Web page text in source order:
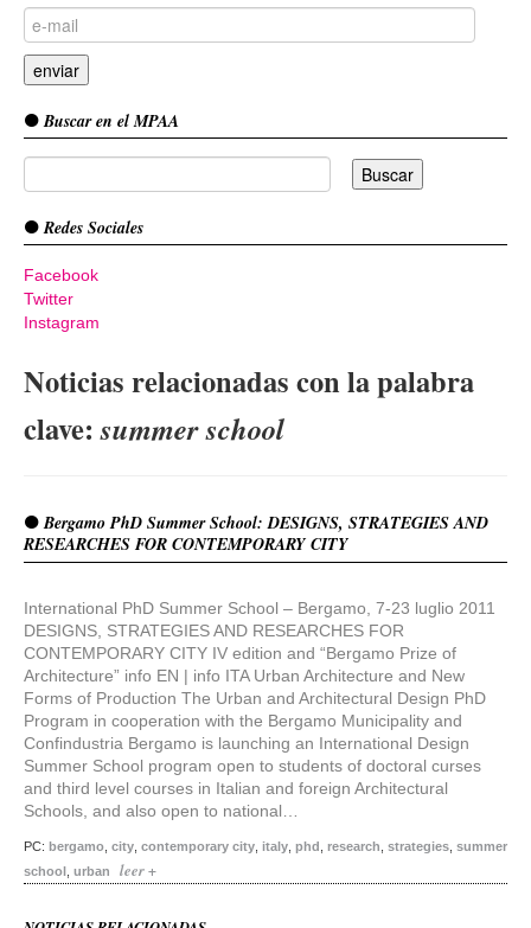
Buscar en el MPAA
Redes Sociales
Facebook
Twitter
Instagram
Noticias relacionadas con la palabra
clave:summer school
Bergamo PhD Summer School: DESIGNS, STRATEGIES AND
RESEARCHES FOR CONTEMPORARY CITY
International PhD Summer School – Bergamo, 7-23 luglio 2011
DESIGNS, STRATEGIES AND RESEARCHES FOR
CONTEMPORARY CITY IV edition and “Bergamo Prize of
Architecture” info EN | info ITA Urban Architecture and New
Forms of Production The Urban and Architectural Design PhD
Program in cooperation with the Bergamo Municipality and
Confindustria Bergamo is launching an International Design
Summer School program open to students of doctoral curses
and third level courses in Italian and foreign Architectural
Schools, and also open to national…
PC: bergamo city contemporary city italy phd research strategies summer
school urban leer +